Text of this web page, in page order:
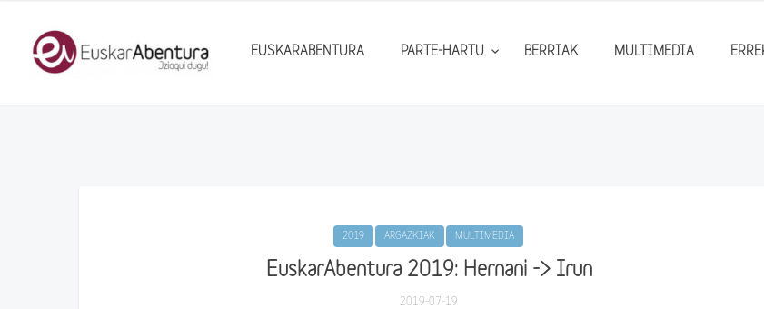
EUSKARABENTURA PARTE-HARTU BERRIAK MULTIMEDIA
2019 ARGAZKIAK MULTIMEDIA
EuskarAbentura 2019: Hernani -> Irun
2019-07-19